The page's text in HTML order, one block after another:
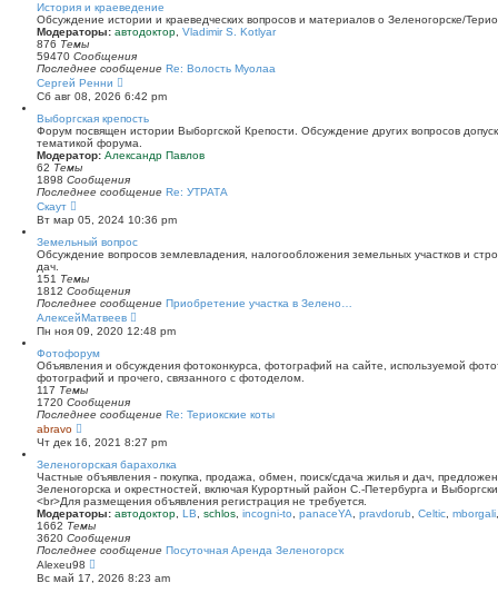
е
й
т
и
к
п
о
с
л
е
д
н
е
м
у
с
б
е
н
ю
История и краеведение
Обсуждение истории и краеведческих вопросов и материалов о Зеленогорске/
Модераторы: автодоктор Vladimir S. Kotlyar
876 Темы
59470 Сообщения
Последнее сообщение Re: Волость Муолаа
Сергей Ренни
е
р
е
й
т
и
п
о
л
е
д
н
е
у
с
о
б
е
н
и
Сб авг 08, 2026 6:42 pm
Выборгская крепость
Форум посвящен истории Выборгской Крепости. Обсуждение других вопросов
тематикой форума.
Модератор: Александр Павлов
62 Темы
1898 Сообщения
Последнее сообщение Re: УТРАТА
Скаут
е
р
е
й
т
и
к
п
о
с
л
е
д
н
е
м
у
с
о
о
щ
е
н
и
ю
Вт мар 05, 2024 10:36 pm
Земельный вопрос
Обсуждение вопросов землевладения, налогообложения земельных участков и
дач.
151 Темы
1812 Сообщения
Последнее сообщение Приобретение участка в Зелено…
АлексейМатвеев
е
р
й
т
п
с
л
е
д
н
е
м
у
о
щ
Пн ноя 09, 2020 12:48 pm
Фотофорум
Объявления и обсуждения фотоконкурса, фотографий на сайте, используемой
фотографий и прочего, связанного с фотоделом.
117 Темы
1720 Сообщения
Последнее сообщение Re: Териокские коты
abravo
е
р
е
й
т
и
к
п
о
с
л
е
д
Чт дек 16, 2021 8:27 pm
Зеленогорская барахолка
Частные объявления - покупка, продажа, обмен, поиск/сдача жилья и дач,
Зеленогорска и окрестностей, включая Курортный район С.-Петербурга и
<br>Для размещения объявления регистрация не требуется.
Модераторы: автодоктор LB schlos incogni-to panaceYA pravdorub Celtic mborgali
1662 Темы
3620 Сообщения
Последнее сообщение Посуточная Аренда Зеленогорск
Alexeu98
е
р
Вс май 17, 2026 8:23 am